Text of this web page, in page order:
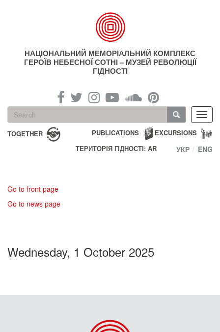
НАЦІОНАЛЬНИЙ МЕМОРІАЛЬНИЙ КОМПЛЕКС
ГЕРОЇВ НЕБЕСНОЇ СОТНІ – МУЗЕЙ РЕВОЛЮЦІЇ
ГІДНОСТІ
Search
form
Search
TOGETHER EXCURSIONS
PUBLICATIONS
ТЕРИТОРІЯ ГІДНОСТІ: AR
УКР ENG
Go to front page
Go to news page
Wednesday, 1 October 2025